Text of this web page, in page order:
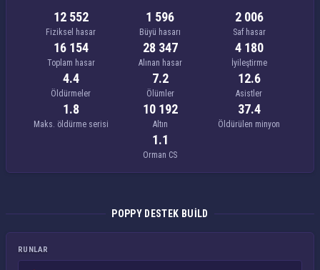
12 552
Fiziksel hasar
1 596
Büyü hasarı
2 006
Saf hasar
16 154
Toplam hasar
28 347
Alınan hasar
4 180
İyileştirme
4.4
Öldürmeler
7.2
Ölümler
12.6
Asistler
1.8
Maks. öldürme serisi
10 192
Altın
37.4
Öldürülen minyon
1.1
Orman CS
POPPY DESTEK BUILD
RUNLAR